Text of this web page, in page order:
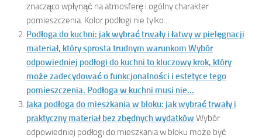
znacząco wpłynąć na atmosferę i ogólny charakter
pomieszczenia. Kolor podłogi nie tylko...
Podłoga do kuchni: jak wybrać trwały i łatwy w pielęgnacji
materiał, który sprosta trudnym warunkom Wybór
odpowiedniej podłogi do kuchni to kluczowy krok, który
może zadecydować o funkcjonalności i estetyce tego
pomieszczenia. Podłoga w kuchni musi nie...
Jaka podłoga do mieszkania w bloku: jak wybrać trwały i
praktyczny materiał bez zbędnych wydatków Wybór
odpowiedniej podłogi do mieszkania w bloku może być